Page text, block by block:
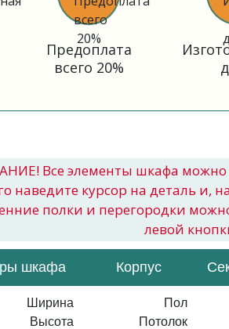
Предоплата
всего 20%
Все элементы шкафа
наведите курсор на деталь и,
полки и перегородки
левой
шкафа Корпус
Ширина
Высота
Пол
Потолок